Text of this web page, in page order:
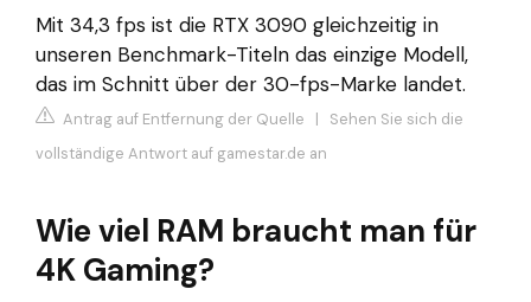
Mit 34,3 fps ist die RTX 3090 gleichzeitig in
unseren Benchmark-Titeln das einzige Modell,
das im Schnitt über der 30-fps-Marke landet.
Antrag auf Entfernung der Quelle | Sehen Sie sich die
vollständige Antwort auf gamestar.de an
Wie viel RAM braucht man für
4K Gaming?